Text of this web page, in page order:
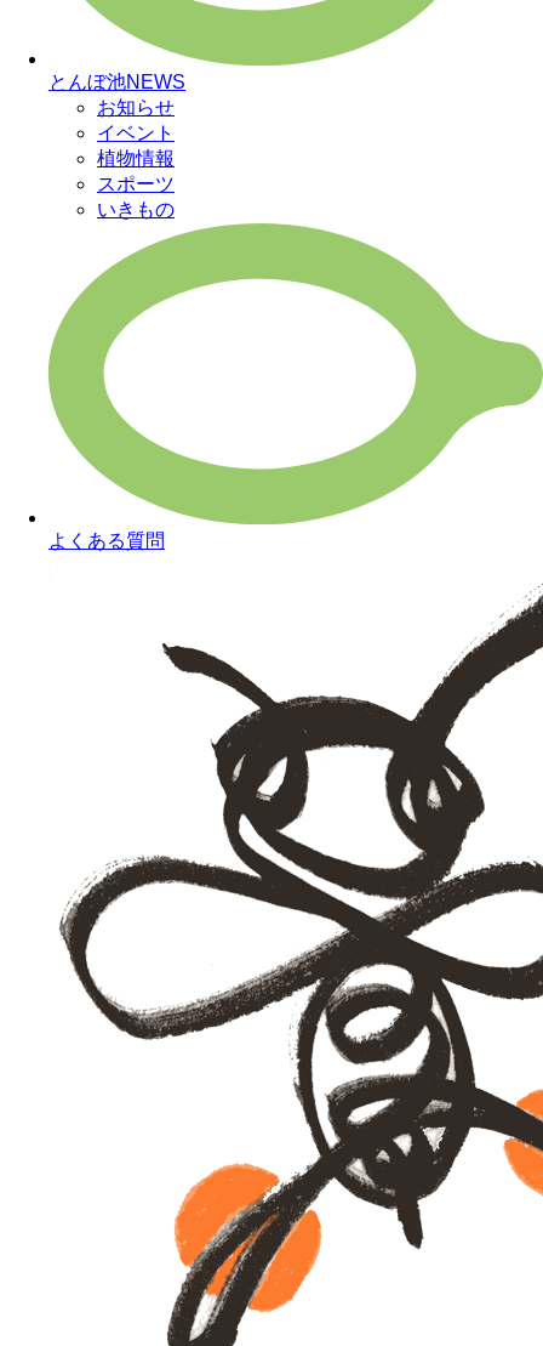
とんぼ池NEWS
お知らせ
イベント
植物情報
スポーツ
いきもの
よくある質問